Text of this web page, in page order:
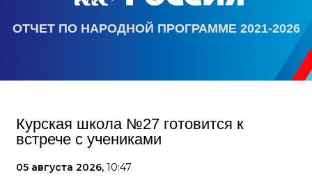
ОТЧЕТ ПО НАРОДНОЙ ПРОГРАММЕ 2021-2026
Курская школа №27 готовится к
встрече с учениками
05 августа 2026, 10:47